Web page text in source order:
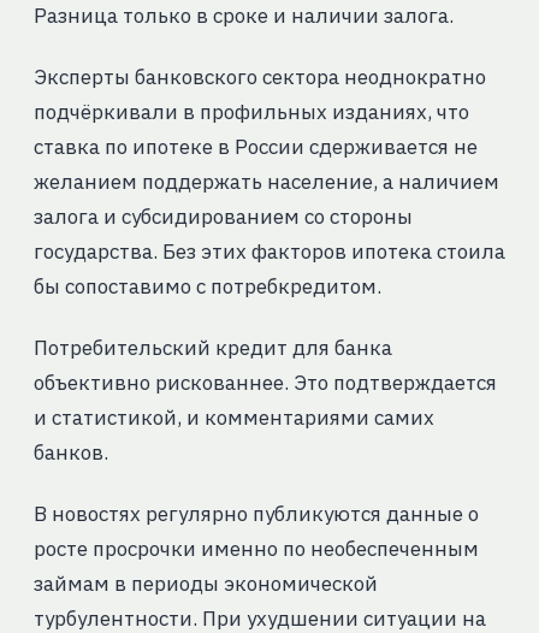
Разница только в сроке и наличии залога.
Эксперты банковского сектора неоднократно
подчёркивали в профильных изданиях, что
ставка по ипотеке в России сдерживается не
желанием поддержать население, а наличием
залога и субсидированием со стороны
государства. Без этих факторов ипотека стоила
бы сопоставимо с потребкредитом.
Потребительский кредит для банка
объективно рискованнее. Это подтверждается
и статистикой, и комментариями самих
банков.
В новостях регулярно публикуются данные о
росте просрочки именно по необеспеченным
займам в периоды экономической
турбулентности. При ухудшении ситуации на